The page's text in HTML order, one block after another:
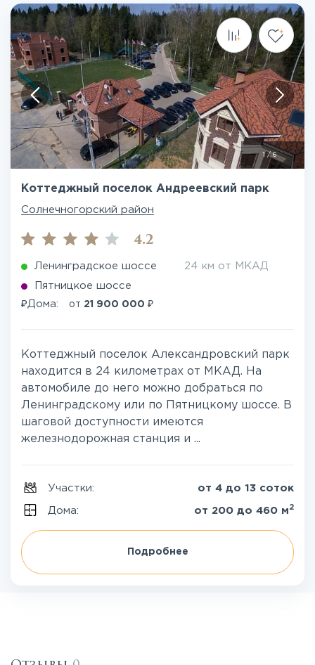
1 / 6
Коттеджный поселок Андреевский парк
Солнечногорский район
4.2
Ленинградское шоссе 24 км от МКАД
Пятницкое шоссе
₽Дома: от 21 900 000 ₽
Коттеджный поселок Александровский парк
находится в 24 километрах от МКАД. На
автомобиле до него можно добраться по
Ленинградскому или по Пятницкому шоссе. В
шаговой доступности имеются
железнодорожная станция и ...
Участки: от 4 до 13 соток
Дома: от 200 до 460 м 2
Подробнее